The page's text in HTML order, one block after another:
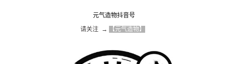
元气造物抖音号
请关注  → 【元气造物】